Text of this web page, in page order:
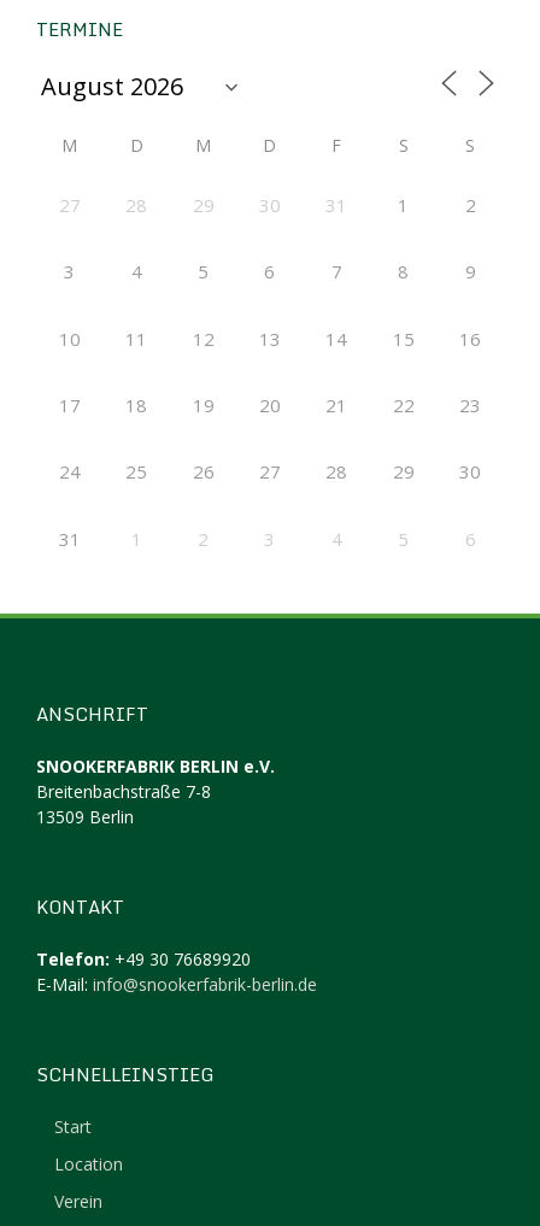
TERMINE
M D M D F S S
27 28 29 30 31 1 2
3 4 5 6 7 8 9
10 11 12 13 14 15 16
17 18 19 20 21 22 23
24 25 26 27 28 29 30
31 1 2 3 4 5 6
ANSCHRIFT
SNOOKERFABRIK BERLIN e.V.
Breitenbachstraße 7-8
13509 Berlin
KONTAKT
Telefon: +49 30 76689920
E-Mail: info@snookerfabrik-berlin.de
SCHNELLEINSTIEG
Start
Location
Verein